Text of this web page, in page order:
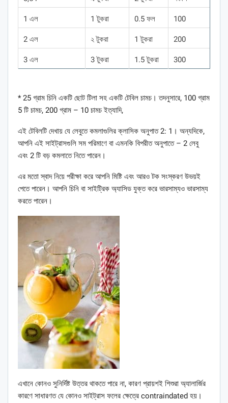
1 এল 1 টুকরা 0.5 ফল 100
2 এল ২ টুকরা 1 টুকরা 200
3 এল 3 টুকরা 1.5 টুকরা 300
* 25 গ্রাম চিনি একটি ছোট টিলা সহ একটি টেবিল চামচ। তদনুসারে, 100 গ্রাম
5 টি চামচ, 200 গ্রাম – 10 চামচ ইত্যাদি,
এই টেবিলটি দেখায় যে লেবুতে কমলাগুলির ক্লাসিক অনুপাত 2: 1। অন্যদিকে,
আপনি এই সাইট্রাসগুলি সম পরিমাণে বা এমনকি বিপরীত অনুপাতে – 2 লেবু
এবং 2 টি বড় কমলাতে নিতে পারেন।
এর মতো স্বাদ নিয়ে পরীক্ষা করে আপনি মিষ্টি এবং আরও টক সংস্করণ উভয়ই
পেতে পারেন। আপনি চিনি বা সাইট্রিক অ্যাসিড যুক্ত করে ভারসাম্যও ভারসাম্য
করতে পারেন।
এখানে কোনও সুনির্দিষ্ট উত্তর থাকতে পারে না, কারণ প্রায়শই শিশুরা অ্যালার্জির
কারণে সাধারণত যে কোনও সাইট্রাস ফলের ক্ষেত্রে contraindated হয়।